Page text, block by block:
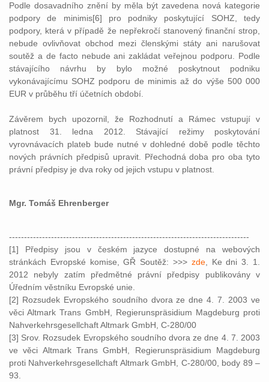
Podle dosavadního znění by měla být zavedena nová kategorie
podpory de minimis[6] pro podniky poskytující SOHZ, tedy
podpory, která v případě že nepřekročí stanovený finanční strop,
nebude ovlivňovat obchod mezi členskými státy ani narušovat
soutěž a de facto nebude ani zakládat veřejnou podporu. Podle
stávajícího návrhu by bylo možné poskytnout podniku
vykonávajícímu SOHZ podporu de minimis až do výše 500 000
EUR v průběhu tří účetních období.
Závěrem bych upozornil, že Rozhodnutí a Rámec vstupují v
platnost 31. ledna 2012. Stávající režimy poskytování
vyrovnávacích plateb bude nutné v dohledné době podle těchto
nových právních předpisů upravit. Přechodná doba pro oba tyto
právní předpisy je dva roky od jejich vstupu v platnost.
Mgr. Tomáš Ehrenberger
--------------------------------------------------------------------------------
[1] Předpisy jsou v českém jazyce dostupné na webových
stránkách Evropské komise, GŘ Soutěž: >>> zde, Ke dni 3. 1.
2012 nebyly zatím předmětné právní předpisy publikovány v
Úředním věstníku Evropské unie.
[2] Rozsudek Evropského soudního dvora ze dne 4. 7. 2003 ve
věci Altmark Trans GmbH, Regierunspräsidium Magdeburg proti
Nahverkehrsgesellchaft Altmark GmbH, C-280/00
[3] Srov. Rozsudek Evropského soudního dvora ze dne 4. 7. 2003
ve věci Altmark Trans GmbH, Regierunspräsidium Magdeburg
proti Nahverkehrsgesellchaft Altmark GmbH, C-280/00, body 89 –
93.